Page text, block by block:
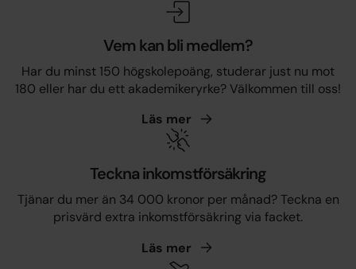
Vem kan bli medlem?
Har du minst 150 högskolepoäng, studerar just nu mot
180 eller har du ett akademikeryrke? Välkommen till oss!
Läs mer
Teckna inkomstförsäkring
Tjänar du mer än 34 000 kronor per månad? Teckna en
prisvärd extra inkomstförsäkring via facket.
Läs mer